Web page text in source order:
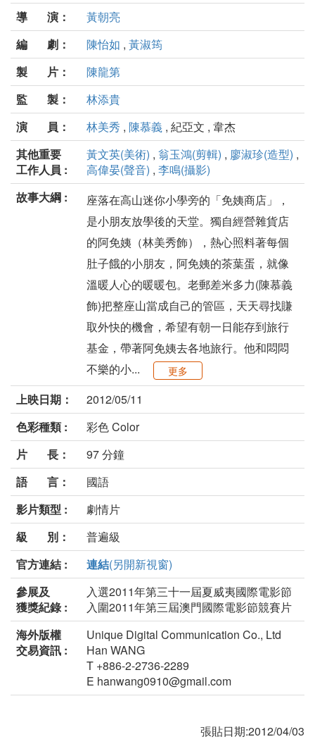
導 演：
黃朝亮
編 劇：
陳怡如 , 黃淑筠
製 片：
陳龍第
監 製：
林添貴
演 員：
林美秀 , 陳慕義 , 紀亞文 , 韋杰
其他重要
工作人員 :
黃文英(美術) , 翁玉鴻(剪輯) , 廖淑珍(造型) ,
高偉晏(聲音) , 李鳴(攝影)
故事大綱 :
座落在高山迷你小學旁的「免姨商店」，
是小朋友放學後的天堂。獨自經營雜貨店
的阿免姨（林美秀飾），熱心照料著每個
肚子餓的小朋友，阿免姨的茶葉蛋，就像
溫暖人心的暖暖包。老郵差米多力(陳慕義
飾)把整座山當成自己的管區，天天尋找賺
取外快的機會，希望有朝一日能存到旅行
基金，帶著阿免姨去各地旅行。他和悶悶
不樂的小...
更多
上映日期：
2012/05/11
色彩種類 :
彩色 Color
片 長：
97 分鐘
語 言：
國語
影片類型 :
劇情片
級 別：
普遍級
官方連結 :
連結(另開新視窗)
參展及
獲獎紀錄 :
入選2011年第三十一屆夏威夷國際電影節
入圍2011年第三屆澳門國際電影節競賽片
海外版權
交易資訊 :
Unique Digital Communication Co., Ltd
Han WANG
T +886-2-2736-2289
E hanwang0910@gmail.com
張貼日期:2012/04/03